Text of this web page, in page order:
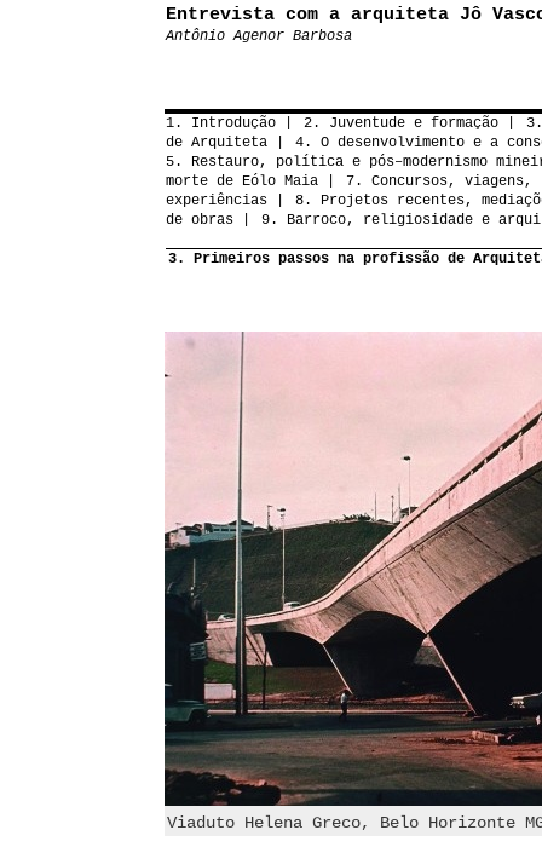
Entrevista com a arquiteta Jô
Antônio Agenor Barbosa
1. Introdução 2. Juventude e formação
de Arquiteta
4. O desenvolvimento e a
5. Restauro, política e pós–modernismo
morte de Eólo Maia
7. Concursos,
experiências
8. Projetos recentes,
de obras
9. Barroco, religiosidade e
3. Primeiros passos na profissão de
Viaduto Helena Greco, Belo Horizonte